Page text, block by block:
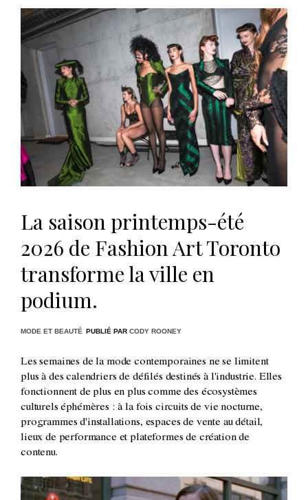
La saison printemps-été
2026 de Fashion Art Toronto
transforme la ville en
podium.
MODE ET BEAUTÉ PUBLIÉ PAR CODY ROONEY
Les semaines de la mode contemporaines ne se limitent
plus à des calendriers de défilés destinés à l'industrie. Elles
fonctionnent de plus en plus comme des écosystèmes
culturels éphémères : à la fois circuits de vie nocturne,
programmes d'installations, espaces de vente au détail,
lieux de performance et plateformes de création de
contenu.